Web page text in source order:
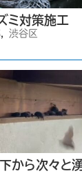
ミ対策施工
,
渋谷区
下から次々と